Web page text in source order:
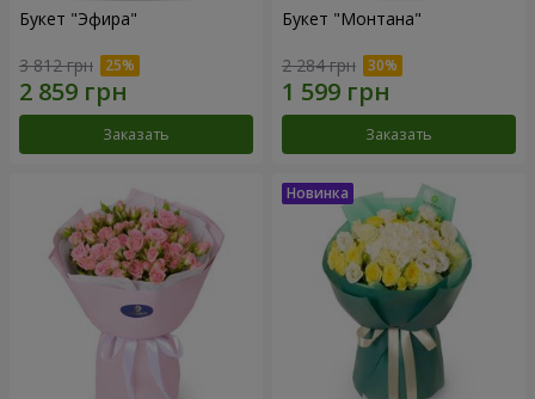
Букет "Эфира"
3 812 грн
Заказать
Букет "Монтана"
2 284 грн
Заказать